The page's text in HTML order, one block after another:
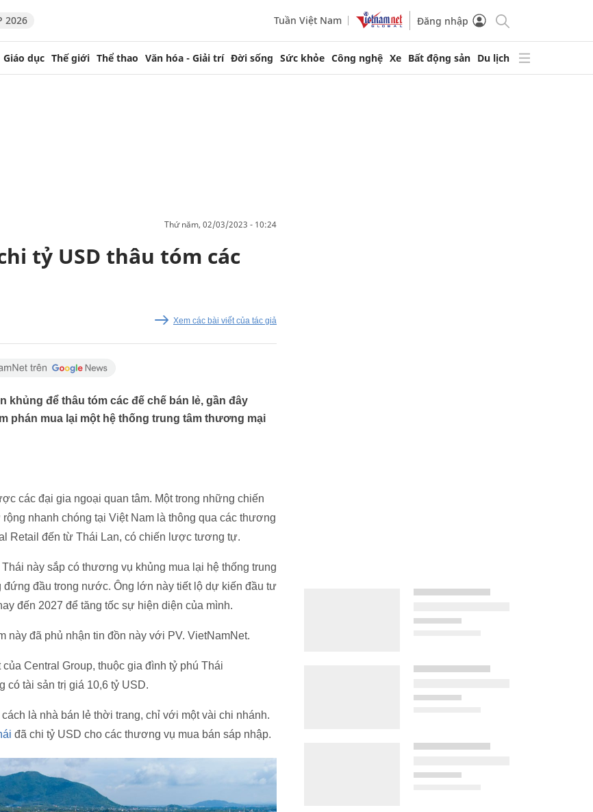
2026 Tuần Việt Nam Đăng nhập
Giáo dục Thế giới Thể thao Văn hóa - Giải trí Đời sống Sức khỏe Công nghệ Xe Bất động sản Du lịch
thứ năm, 02/03/2023 - 10:24
tỷ USD thâu tóm các
Xem các bài viết của tác giả
khủng để thâu tóm các đế chế bán lẻ, gần đây
mua lại một hệ thống trung tâm thương mại
các đại gia ngoại quan tâm. Một trong những chiến
nhanh chóng tại Việt Nam là thông qua các thương
Retail đến từ Thái Lan, có chiến lược tương tự.
này sắp có thương vụ khủng mua lại hệ thống trung
đầu trong nước. Ông lớn này tiết lộ dự kiến đầu tư
đến 2027 để tăng tốc sự hiện diện của mình.
đã phủ nhận tin đồn này với PV. VietNamNet.
Central Group, thuộc gia đình tỷ phú Thái
có tài sản trị giá 10,6 tỷ USD.
là nhà bán lẻ thời trang, chỉ với một vài chi nhánh.
đã chi tỷ USD cho các thương vụ mua bán sáp nhập.